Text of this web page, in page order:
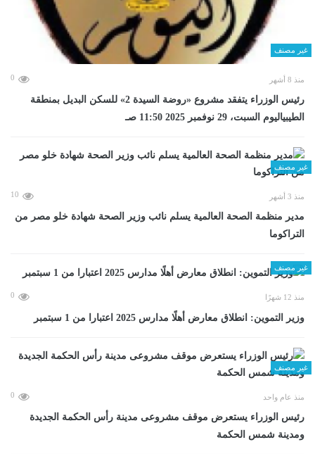
غير مصنف
منذ 8 أشهر 0
رئيس الوزراء يتفقد مشروع «روضة السيدة 2» للسكن البديل بمنطقة
الطيبياليوم السبت، 29 نوفمبر 2025 11:50 صـ
غير مصنف
منذ 3 أشهر 10
مدير منظمة الصحة العالمية يسلم نائب وزير الصحة شهادة خلو مصر من
التراكوما
غير مصنف
منذ 12 شهرًا 0
وزير التموين: انطلاق معارض أهلًا مدارس 2025 اعتبارا من 1 سبتمبر
غير مصنف
منذ عام واحد 0
رئيس الوزراء يستعرض موقف مشروعى مدينة رأس الحكمة الجديدة
ومدينة شمس الحكمة